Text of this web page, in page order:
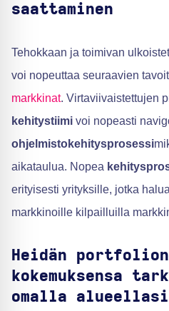
saattaminen
Tehokkaan ja toimivan
voi nopeuttaa seuraavien
markkinat. Virtaviivaistettujen
kehitystiimi voi nopeasti
ohjelmistokehitysprosessi
aikataulua. Nopea
erityisesti yrityksille, jotka
markkinoille kilpailluilla
Heidän
kokemuksensa
omalla alueellasi